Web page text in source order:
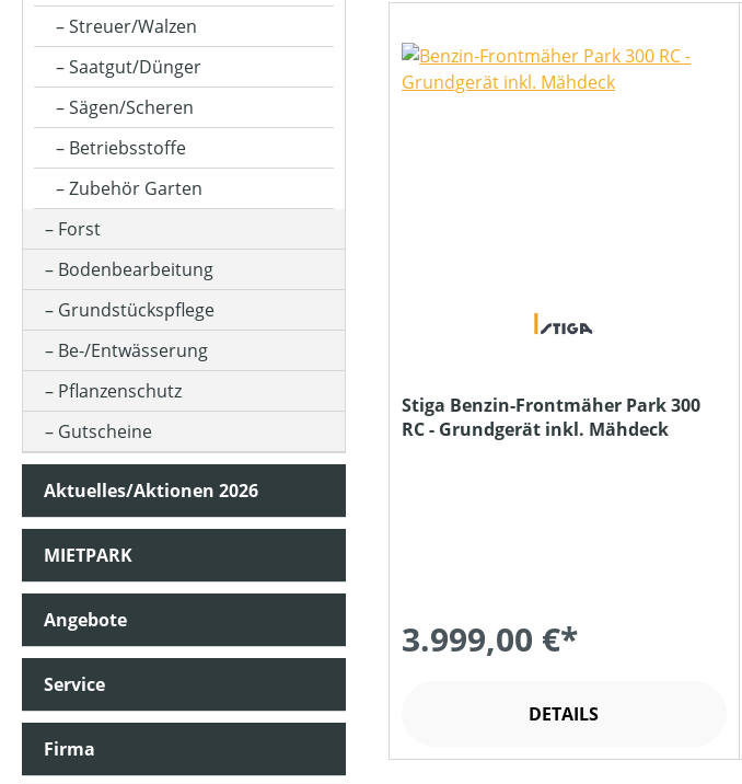
KLASSIFIZIERUNG
MOTOR-ZYLINDERANZAHL
MOTORLEISTUNG (IN PS)
MOTORLEISTUNG (IN UMDREHUNGEN/MIN)
MOTORLEISTUNG (IN KW)
MOTORTYP (HERSTELLERBEZEICHNUNG)
SCHALLDRUCKPEGEL AM OHR (IN DB(A))
SCHALLLEISTUNGSPEGEL (IN DB(A))
TREIBSTOFFTANKGRÖSSE (IN L)
PREIS
Streuer/Walzen
Saatgut/Dünger
Sägen/Scheren
Betriebsstoffe
Zubehör Garten
Forst
Bodenbearbeitung
Grundstückspflege
Be-/Entwässerung
Pflanzenschutz
Gutscheine
Aktuelles/Aktionen 2026
MIETPARK
Angebote
Service
Firma
Stiga Benzin-Frontmäher Park 300
RC - Grundgerät inkl. Mähdeck
3.999,00 €*
DETAILS